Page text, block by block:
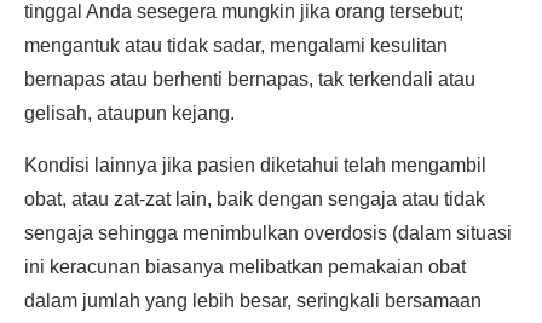
tinggal Anda sesegera mungkin jika orang tersebut;
mengantuk atau tidak sadar, mengalami kesulitan
bernapas atau berhenti bernapas, tak terkendali atau
gelisah, ataupun kejang.
Kondisi lainnya jika pasien diketahui telah mengambil
obat, atau zat-zat lain, baik dengan sengaja atau tidak
sengaja sehingga menimbulkan overdosis (dalam situasi
ini keracunan biasanya melibatkan pemakaian obat
dalam jumlah yang lebih besar, seringkali bersamaan